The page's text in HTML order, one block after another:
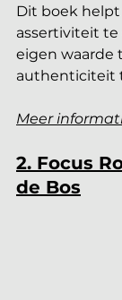
Dit boek
assertiviteit
eigen waarde
authenticiteit
Meer
2. Focus
de Bos